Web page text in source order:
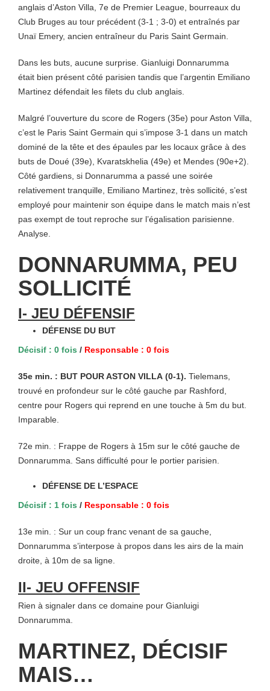
anglais d’Aston Villa, 7e de Premier League, bourreaux du
Club Bruges au tour précédent (3-1 ; 3-0) et entraînés par
Unaï Emery, ancien entraîneur du Paris Saint Germain.
Dans les buts, aucune surprise. Gianluigi Donnarumma
était bien présent côté parisien tandis que l’argentin Emiliano
Martinez défendait les filets du club anglais.
Malgré l’ouverture du score de Rogers (35e) pour Aston Villa,
c’est le Paris Saint Germain qui s’impose 3-1 dans un match
dominé de la tête et des épaules par les locaux grâce à des
buts de Doué (39e), Kvaratskhelia (49e) et Mendes (90e+2).
Côté gardiens, si Donnarumma a passé une soirée
relativement tranquille, Emiliano Martinez, très sollicité, s’est
employé pour maintenir son équipe dans le match mais n’est
pas exempt de tout reproche sur l’égalisation parisienne.
Analyse.
DONNARUMMA, PEU
SOLLICITÉ
I- JEU DÉFENSIF
DÉFENSE DU BUT
Décisif : 0 fois / Responsable : 0 fois
35e min. : BUT POUR ASTON VILLA (0-1). Tielemans,
trouvé en profondeur sur le côté gauche par Rashford,
centre pour Rogers qui reprend en une touche à 5m du but.
Imparable.
72e min. : Frappe de Rogers à 15m sur le côté gauche de
Donnarumma. Sans difficulté pour le portier parisien.
DÉFENSE DE L’ESPACE
Décisif : 1 fois / Responsable : 0 fois
13e min. : Sur un coup franc venant de sa gauche,
Donnarumma s’interpose à propos dans les airs de la main
droite, à 10m de sa ligne.
II- JEU OFFENSIF
Rien à signaler dans ce domaine pour Gianluigi
Donnarumma.
MARTINEZ, DÉCISIF
MAIS…